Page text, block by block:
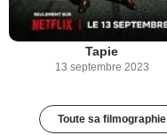
Tapie
13 septembre 2023
Toute sa filmographie